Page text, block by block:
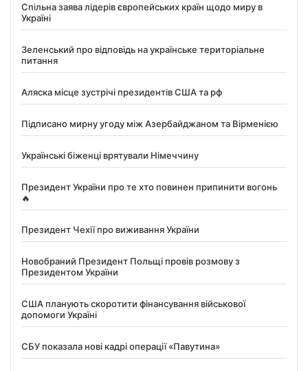
Спільна заява лідерів європейських країн щодо миру в
Україні
Зеленський про відповідь на українське територіальне
питання
Аляска місце зустрічі президентів США та рф
Підписано мирну угоду між Азербайджаном та Вірменією
Українські біженці врятували Німеччину
Президент України про те хто повинен припинити вогонь
🔥
Президент Чехії про виживання України
Новобраний Президент Польщі провів розмову з
Президентом України
США планують скоротити фінансування військової
допомоги Україні
СБУ показала нові кадрі операції «Павутина»